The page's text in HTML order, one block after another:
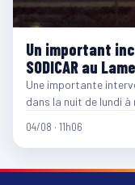
Un important
SODICAR au
Une importante
dans la nuit de lundi
04/08 · 11h06